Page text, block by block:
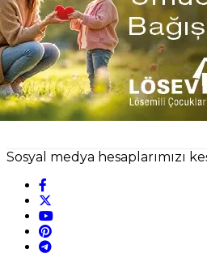
Sosyal medya hesaplarımızı